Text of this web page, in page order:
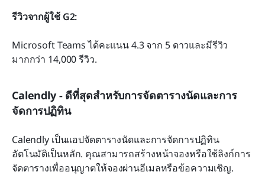
รีวิวจากผู้ใช้ G2:
Microsoft Teams ได้คะแนน 4.3 จาก 5 ดาวและมีรีวิว
มากกว่า 14,000 รีวิว.
Calendly - ดีที่สุดสำหรับการจัดตารางนัดและการ
จัดการปฏิทิน
Calendly เป็นแอปจัดตารางนัดและการจัดการปฏิทิน
อัตโนมัติเป็นหลัก. คุณสามารถสร้างหน้าจองหรือใช้ลิงก์การ
จัดตารางเพื่ออนุญาตให้จองผ่านอีเมลหรือข้อความเชิญ.